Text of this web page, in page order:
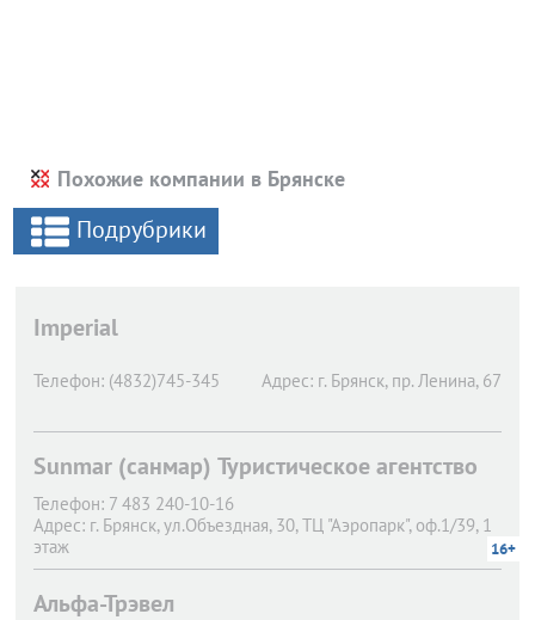
Похожие компании в Брянске
Подрубрики
Imperial
Телефон: (4832)745-345 Адрес: г. Брянск, пр. Ленина, 67
Sunmar (санмар) Туристическое агентство
Телефон: 7 483 240-10-16
Адрес: г. Брянск, ул.Объездная, 30, ТЦ "Аэропарк", оф.1/39, 1
этаж
16+
Альфа-Трэвел